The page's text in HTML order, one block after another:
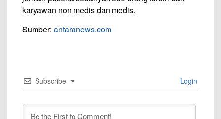
karyawan non medis dan medis.
Sumber: antaranews.com
Subscribe Login